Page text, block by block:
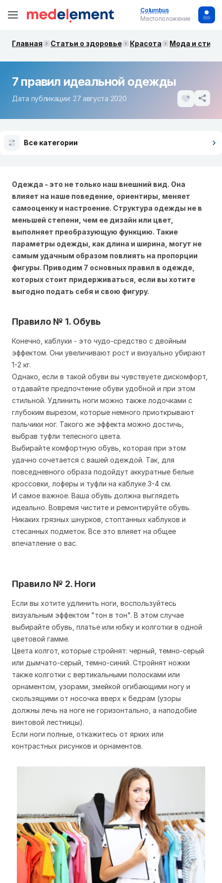
Columbus
Местоположение
Главная Статьи о здоровье Красота Мода и стиль
7 правил идеальной одежды
Дата публикации: 27 августа 2020
Все категории
Одежда - это не только наш внешний вид. Она
влияет на наше поведение, ориентиры, меняет
самооценку и настроение. Структура одежды не в
меньшей степени, чем ее дизайн или цвет,
выполняет преобразующую функцию. Такие
параметры одежды, как длина и ширина, могут не
самым удачным образом повлиять на пропорции
фигуры. Приводим 7 основных правил в одежде,
которых стоит придерживаться, если вы хотите
выгодно подать себя и свою фигуру.
Правило № 1. Обувь
Конечно, каблуки - это чудо-средство с двойным
эффектом. Они увеличивают рост и визуально убирают
1-2 кг.
Однако, если в такой обуви вы чувствуете дискомфорт,
отдавайте предпочтение обуви удобной и при этом
стильной. Удлинить ноги можно также лодочками с
глубоким вырезом, которые немного приоткрывают
пальчики ног. Такого же эффекта можно достичь,
выбрав туфли телесного цвета.
Выбирайте комфортную обувь, которая при этом
удачно сочетается с вашей одеждой. Так, для
повседневного образа подойдут аккуратные белые
кроссовки, лоферы и туфли на каблуке 3-4 см.
И самое важное. Ваша обувь должна выглядеть
идеально. Вовремя чистите и ремонтируйте обувь.
Никаких грязных шнурков, стоптанных каблуков и
стесанных подметок. Все это влияет на общее
впечатление о вас.
Правило № 2. Ноги
Если вы хотите удлинить ноги, воспользуйтесь
визуальным эффектом "тон в тон". В этом случае
выбирайте обувь, платье или юбку и колготки в одной
цветовой гамме.
Цвета колгот, которые стройнят: черный, темно-серый
или дымчато-серый, темно-синий. Стройнят ножки
также колготки с вертикальными полосками или
орнаментом, узорами, змейкой огибающими ногу и
скользящими от носочка вверх к бедрам (узоры
должны лечь на ноге не горизонтально, а наподобие
винтовой лестницы).
Если ноги полные, откажитесь от ярких или
контрастных рисунков и орнаментов.